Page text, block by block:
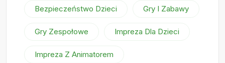
Bezpieczeństwo Dzieci Gry I Zabawy
Gry Zespołowe Impreza Dla Dzieci
Impreza Z Animatorem